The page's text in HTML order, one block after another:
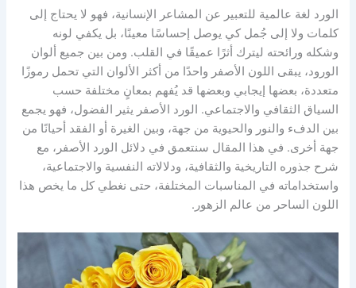
الورد لغة عالمية للتعبير عن المشاعر الإنسانية، فهو لا يحتاج إلى
كلمات ولا إلى جُمل كي يوصل إحساسًا معينًا، بل يكفي لونه
وشكله ورائحته ليترك أثرًا عميقًا في القلب. ومن بين جميع ألوان
الورود، يبقى اللون الأصفر واحدًا من أكثر الألوان التي تحمل رموزًا
متعددة، بعضها إيجابي وبعضها قد يُفهم بمعانٍ مختلفة حسب
السياق الثقافي والاجتماعي. الورد الأصفر يثير الفضول، فهو يجمع
بين الدفء والنور والحيوية من جهة، وبين الغيرة أو الفقد أحيانًا من
جهة أخرى. في هذا المقال سنتعمق في دلائل الورد الأصفر، مع
شرح جذوره التاريخية والثقافية، ودلالاته النفسية والاجتماعية،
واستخداماته في المناسبات المختلفة، حتى نغطي كل ما يخص هذا
اللون الساحر من عالم الزهور.